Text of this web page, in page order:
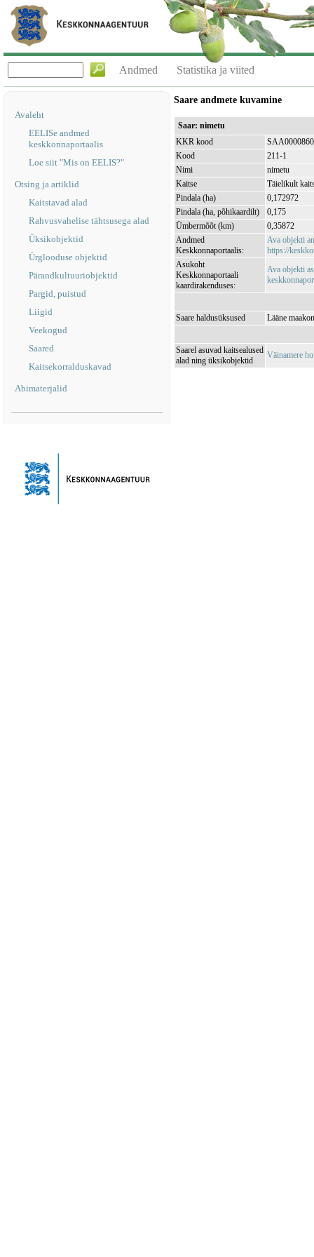
Andmed Statistika ja viited
Avaleht
EELISe andmed
keskkonnaportaalis
Loe siit "Mis on EELIS?"
Otsing ja artiklid
Kaitstavad alad
Rahvusvahelise tähtsusega alad
Üksikobjektid
Ürglooduse objektid
Pärandkultuuriobjektid
Pargid, puistud
Liigid
Veekogud
Saared
Kaitsekorralduskavad
Abimaterjalid
Saare andmete kuvamine
Saar: nimetu
KKR kood
SAA0000860
Kood
211-1
Nimi
nimetu
Kaitse
Täielikult
Pindala (ha)
0,172972
Pindala (ha, põhikaardilt)
0,175
Ümbermõõt (km)
0,35872
Andmed
Keskkonnaportaalis:
Ava objekti
https://
Asukoht
Keskkonnaportaali
kaardirakenduses:
Ava objekti
Saare haldusüksused Lääne
Saarel asuvad kaitsealused
alad ning üksikobjektid
Väinamere